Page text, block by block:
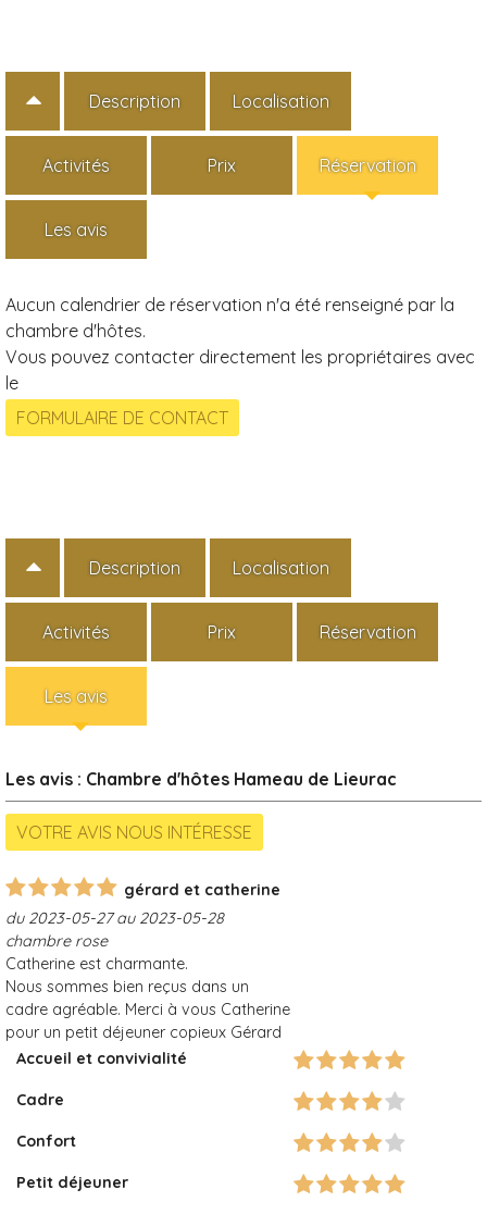
Description Localisation
Activités Prix Réservation
Les avis
Aucun calendrier de réservation n'a été renseigné par la
chambre d'hôtes.
Vous pouvez contacter directement les propriétaires avec
le
Description Localisation
Activités Prix Réservation
Les avis
Les avis : Chambre d'hôtes Hameau de Lieurac
gérard et catherine
du 2023-05-27 au 2023-05-28
chambre rose
Catherine est charmante.
Nous sommes bien reçus dans un
cadre agréable. Merci à vous Catherine
pour un petit déjeuner copieux Gérard
Accueil et convivialité
Cadre
Confort
Petit déjeuner